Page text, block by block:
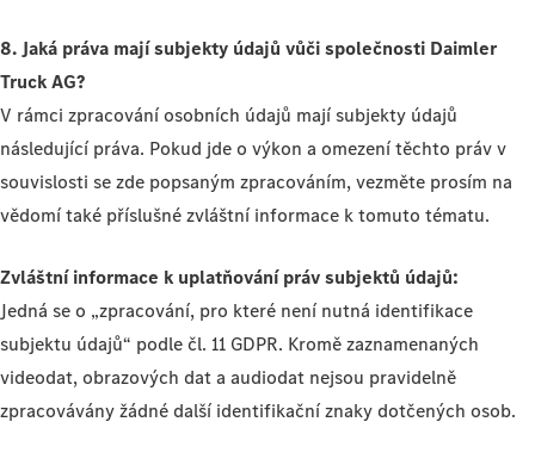
8. Jaká práva mají subjekty údajů vůči společnosti Daimler
Truck AG?
V rámci zpracování osobních údajů mají subjekty údajů
následující práva. Pokud jde o výkon a omezení těchto práv v
souvislosti se zde popsaným zpracováním, vezměte prosím na
vědomí také příslušné zvláštní informace k tomuto tématu.
Zvláštní informace k uplatňování práv subjektů údajů:
Jedná se o „zpracování, pro které není nutná identifikace
subjektu údajů“ podle čl. 11 GDPR. Kromě zaznamenaných
videodat, obrazových dat a audiodat nejsou pravidelně
zpracovávány žádné další identifikační znaky dotčených osob.